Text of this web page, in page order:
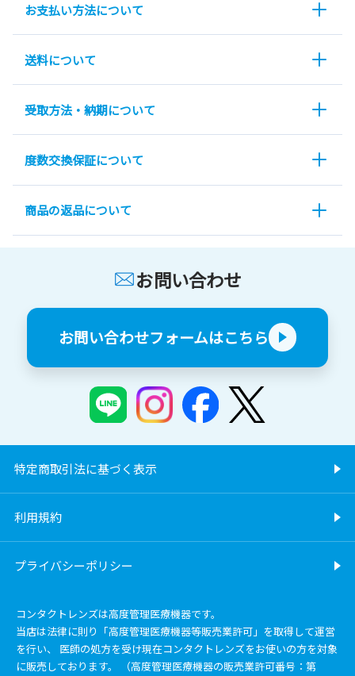
お支払い方法について
送料について
受取方法・納期について
度数交換保証について
商品の返品について
お問い合わせ
お問い合わせフォームはこちら
特定商取引法に基づく表示
利用規約
プライバシーポリシー
コンタクトレンズは高度管理医療機器です。
当店は法律に則り「高度管理医療機器等販売業許可」を取得して運営
を行い、 医師の処方を受け現在コンタクトレンズをお使いの方を対象
に販売しております。 （高度管理医療機器の販売業許可番号：第